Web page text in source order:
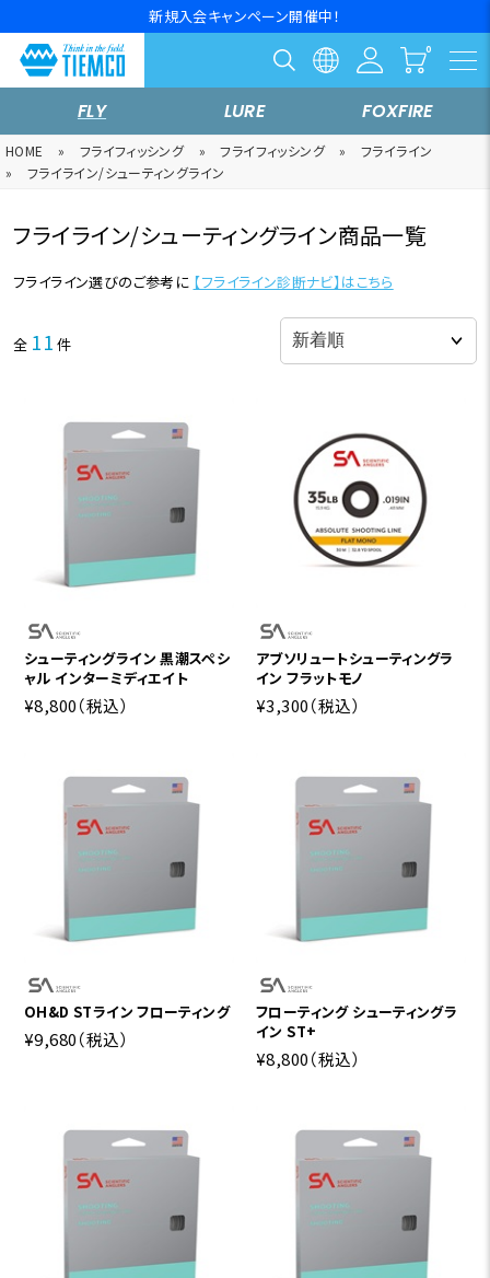
新規入会キャンペーン開催中！
FLY LURE FOXFIRE
HOME » フライフィッシング » フライフィッシング »
フライライン
»
フライライン/シューティングライン
フライライン/シューティングライン商品一覧
フライライン選びのご参考に 【フライライン診断ナビ】はこちら
全 11 件
シューティングライン 黒潮スペシ
ャル インターミディエイト
¥8,800（税込）
アブソリュートシューティングラ
イン フラットモノ
¥3,300（税込）
OH&D STライン フローティング
¥9,680（税込）
フローティング シューティングラ
イン ST+
¥8,800（税込）